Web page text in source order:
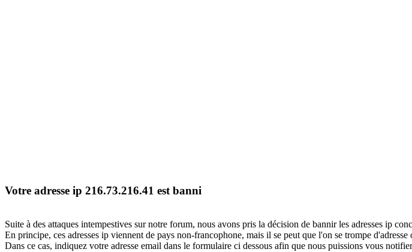
Votre adresse ip 216.73.216.41 est banni
Suite à des attaques intempestives sur notre forum, nous avons pris la décision de bannir les adresses ip
En principe, ces adresses ip viennent de pays non-francophone, mais il se peut que l'on se trompe
Dans ce cas, indiquez votre adresse email dans le formulaire ci dessous afin que nous puissions vous